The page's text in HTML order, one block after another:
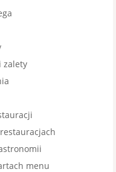
zalety
menu